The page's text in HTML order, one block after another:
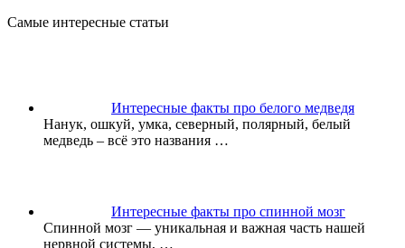
Самые интересные статьи
Интересные факты про белого медведя
Нанук, ошкуй, умка, северный, полярный, белый
медведь – всё это названия …
Интересные факты про спинной мозг
Спинной мозг — уникальная и важная часть нашей
нервной системы, …